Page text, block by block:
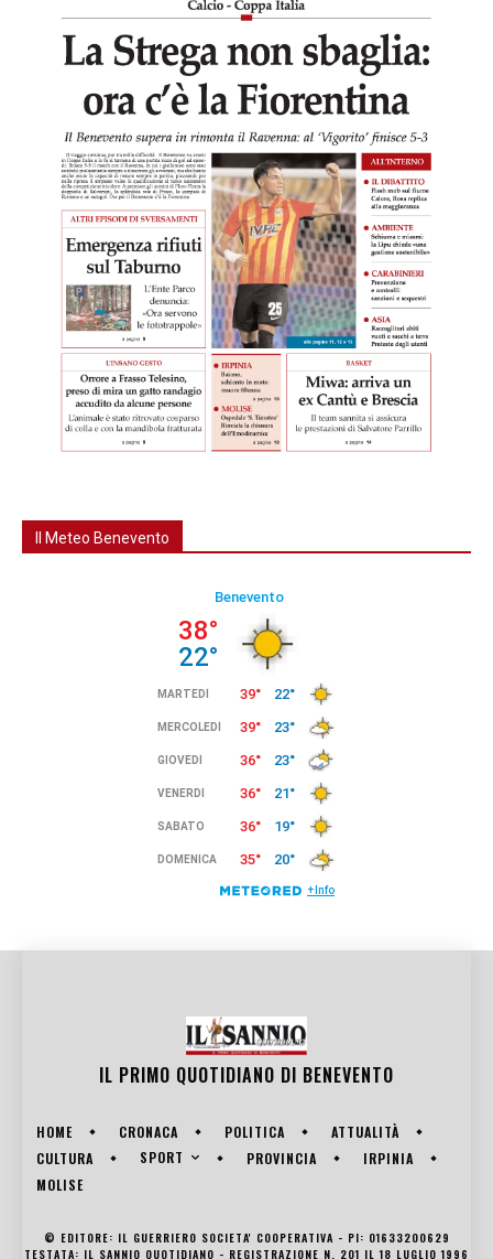
Il Meteo Benevento
IL PRIMO QUOTIDIANO DI BENEVENTO
HOME CRONACA POLITICA
ATTUALITÀ
CULTURA
SPORT PROVINCIA
IRPINIA
MOLISE
© EDITORE: IL GUERRIERO SOCIETA' COOPERATIVA - PI: 01633200629
TESTATA: IL SANNIO QUOTIDIANO - REGISTRAZIONE N. 201 IL 18 LUGLIO 1996